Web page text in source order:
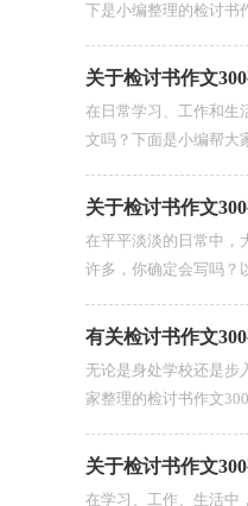
下是小编整理的检讨书
关于检讨书作文
在日常学习、工作和生
文吗？下面是小编帮大
关于检讨书作文
在平平淡淡的日常中，
许多，你确定会写吗？
有关检讨书作文
无论是身处学校还是步
家整理的检讨书作文
关于检讨书作文
在学习、工作、生活中